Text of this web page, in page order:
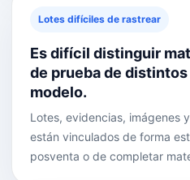
Lotes difíciles de rastrear
Es difícil distinguir
de prueba de
modelo.
Lotes, evidencias, imágenes
están vinculados de forma
posventa o de completar